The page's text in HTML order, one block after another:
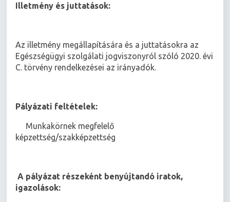
Illetmény és juttatások:
Az illetmény megállapítására és a juttatásokra az
Egészségügyi szolgálati jogviszonyról szóló 2020. évi
C. törvény rendelkezései az irányadók.
Pályázati feltételek:
 Munkakörnek megfelelő
képzettség/szakképzettség
A pályázat részeként benyújtandó iratok,
igazolások: